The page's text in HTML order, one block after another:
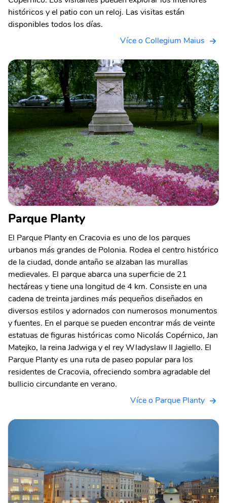
históricos y el patio con un reloj. Las visitas están
disponibles todos los días.
Více o Collegium Maius
Parque Planty
El Parque Planty en Cracovia es uno de los parques
urbanos más grandes de Polonia. Rodea el centro histórico
de la ciudad, donde antaño se alzaban las murallas
medievales. El parque abarca una superficie de 21
hectáreas y tiene una longitud de 4 km. Consiste en una
cadena de treinta jardines más pequeños diseñados en
diversos estilos y adornados con numerosos monumentos
y fuentes. En el parque se pueden encontrar más de veinte
estatuas de figuras históricas como Nicolás Copérnico, Jan
Matejko, la reina Jadwiga y el rey Wladyslaw II Jagiello. El
Parque Planty es una ruta de paseo popular para los
residentes de Cracovia, ofreciendo sombra agradable del
bullicio circundante en verano.
Více o Parque Planty